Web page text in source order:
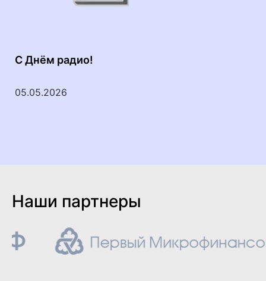
С Днём радио!
05.05.2026
Наши партнеры